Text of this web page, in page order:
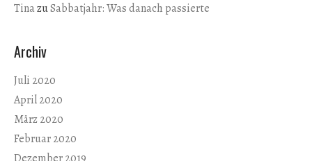
TinazuSabbatjahr: Was danach passierte
Archiv
Juli 2020
April 2020
März 2020
Februar 2020